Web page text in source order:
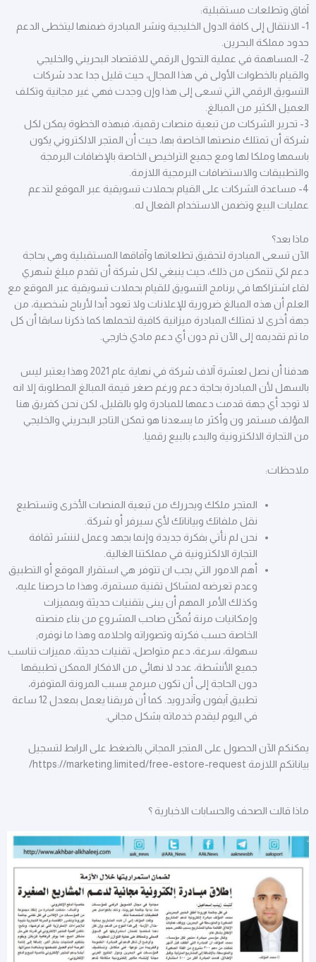
آفاق وتطلعات مستقبلية:
1- الانتقال إلى كافة الدول الخليجية ونشر المبادرة ضمنها ليتخطى الدعم
حدود مملكة البحرين.
2- المساهمة في عملية التحول الرقمي للاقتصاد البحريني والخليجي
والقيام بالخطوات الأولى في هذا المجال، حيث قليل جدا عدد شركات
التسويق الرقمي التي تسعى إلى هذا وإن وجدت فهي غير مجانية وتكلف
العميل الكثير من المبالغ.
3- تحرير الشركات من تبعية منصات رقمية، فبهذه الخطوة يمكن لكل
شركة أن تمتلك منصتها الخاصة بها، حيث أن المتجر الالكتروني يكون
باسمها وملكا لها ومع جميع التراخيص الخاصة بالإضافات البرمجة
والتطبيقات والاستضافات البرمجية اللازمة.
4- مساعدة الشركات على القيام بحملات تسويقية عبر الموقع لتدعم
عمليات البيع وتضمن الاستخدام الفعال له.
ماذا بعد؟
الآن تسعى المبادرة لتحقيق تطلعاتها وآفاقها المستقبلية وهي بحاجة
دعم لكي تتمكن من ذلك، حيث ينبغي لكل شركة أن تقدم مبلغ شهري
لقاء اشتراكها في برنامج التسويق للقيام بحملات تسويقية عبر الموقع مع
العلم أن هذه المبالغ ضرورية للإعلانات ولا تعود أبدا لأرباح شخصية، من
جهة أخرى لا تمتلك المبادرة ميزانية كافية لتحملها كما ذكرنا سابقا أن كل
ما تم تقديمه إلى الآن تم دون أي دعم مادي خارجي.
هدفنا أن نصل لعشرة آلاف شركة في نهاية عام 2021 وهذا يعتبر ليس
بالسهل لأن المبادرة بحاجة دعم ورغم صغر قيمة المبالغ المطلوبة إلا انه
لا توجد أي جهة قدمت دعمها للمبادرة ولو بالقليل، لكن نحن كفريق هنا
المؤلف مستمر ون وأكثر ما يسعدنا هو تمكن التاجر البحريني والخليجي
من التجارة الالكترونية والبدء بالبيع رقميا.
ملاحظات:
المتجر ملكك ويحررك من تبعية المنصات الأخرى وتستطيع
نقل ملفاتك وبياناتك لأي سيرفر أو شركة.
نحن لم نأتي بفكرة جديدة وإنما بجهد وعمل لننشر ثقافة
التجارة الالكترونية في مملكتنا الغالية.
أهم الامور التي يجب ان تتوفر هي استقرار الموقع أو التطبيق
وعدم تعرضه لمشاكل تقنية مستمرة، وهذا ما حرصنا عليه،
وكذلك الأمر المهم أن يبنى بتقنيات حديثة وبمميزات
وإمكانيات مرنة تُمكّن صاحب المشروع من بناء منصته
الخاصة حسب فكرته وتصوراته واحلامه وهذا ما نوفره;
سهولة، سرعة، دعم متواصل، تقنيات حديثة، مميزات تناسب
جميع الأنشطة، عدد لا نهائي من الافكار الممكن تطبيقها
دون الحاجة إلى أن تكون مبرمج بسبب المرونة المتوفرة،
تطبيق آيفون وآندرويد. كما أن فريقنا يعمل بمعدل 12 ساعة
في اليوم ليقدم خدماته بشكل مجاني.
يمكنكم الآن الحصول على المتجر المجاني بالضغط على الرابط لتسجيل
بياناتكم اللازمة https://marketing.limited/free-estore-request/
ماذا قالت الصحف والحسابات الاخبارية ؟